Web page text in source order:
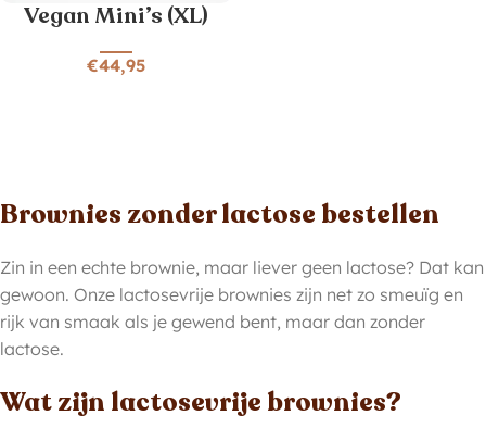
Vegan Mini’s (XL)
€44,95
Brownies zonder lactose bestellen
Zin in een echte brownie, maar liever geen lactose? Dat kan
gewoon. Onze lactosevrije brownies zijn net zo smeuïg en
rijk van smaak als je gewend bent, maar dan zonder
lactose.
Wat zijn lactosevrije brownies?